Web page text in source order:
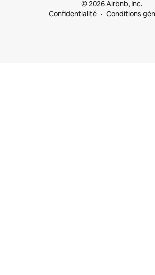
© 2026 Airbnb, Inc.
Confidentialité
Conditions